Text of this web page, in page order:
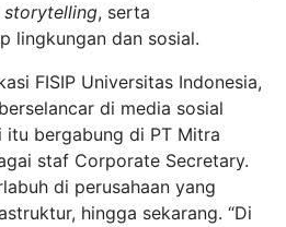
storytelling, serta
lingkungan dan sosial.
FISIP Universitas Indonesia,
di media sosial
itu bergabung di PT Mitra
staf Corporate Secretary.
di perusahaan yang
hingga sekarang. “Di